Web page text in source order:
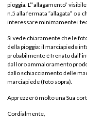
pioggia. L’”allagamento”
n.5 alla fermata “allagata” o a
interessare minimamente i
Si vede chiaramente che le
della pioggia: il marciapiede
probabilmente è frenato
dal loro ammaloramento
dallo schiacciamento delle
marciapiede (foto sopra).
Apprezzerò molto una Sua
Cordialmente,